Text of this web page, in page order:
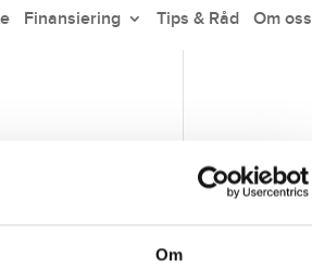
Om
Finansiering Tips & Råd Om oss
utformad
steg mot